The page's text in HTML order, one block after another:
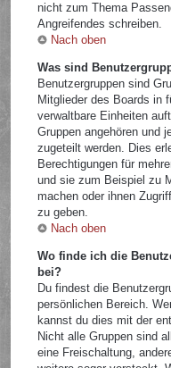
nicht zum Thema
Angreifendes schreiben.
Nach oben
Was sind
Benutzergruppen sind
Mitglieder des Boards in
verwaltbare Einheiten
Gruppen angehören und
zugeteilt werden. Dies
Berechtigungen für
und sie zum Beispiel zu
machen oder ihnen
zu geben.
Nach oben
Wo finde ich die
bei?
Du findest die
persönlichen Bereich.
kannst du dies mit der
Nicht alle Gruppen sind
eine Freischaltung,